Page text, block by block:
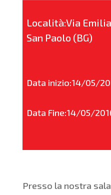
Località:Via
San Paolo (BG)
Data inizio:14/05/
Data Fine:14/05/
Presso la nostra